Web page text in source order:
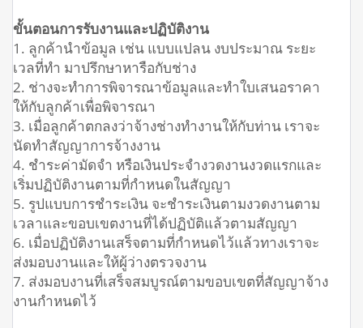
ขั้นตอนการรับงานและปฏิบัติงาน
1. ลูกค้านำข้อมูล เช่น แบบแปลน งบประมาณ ระยะ
เวลที่ทำ มาปรึกษาหารือกับช่าง
2. ช่างจะทำการพิจารณาข้อมูลและทำใบเสนอราคา
ให้กับลูกค้าเพื่อพิจารณา
3. เมื่อลูกค้าตกลงว่าจ้างช่างทำงานให้กับท่าน เราจะ
นัดทำสัญญาการจ้างงาน
4. ชำระค่ามัดจำ หรือเงินประจำงวดงานงวดแรกและ
เริ่มปฏิบัติงานตามที่กำหนดในสัญญา
5. รูปแบบการชำระเงิน จะชำระเงินตามงวดงานตาม
เวลาและขอบเขตงานที่ได้ปฏิบัติแล้วตามสัญญา
6. เมื่อปฏิบัติงานเสร็จตามที่กำหนดไว้แล้วทางเราจะ
ส่งมอบงานและให้ผู้ว่างตรวจงาน
7. ส่งมอบงานที่เสร็จสมบูรณ์ตามขอบเขตที่สัญญาจ้าง
งานกำหนดไว้